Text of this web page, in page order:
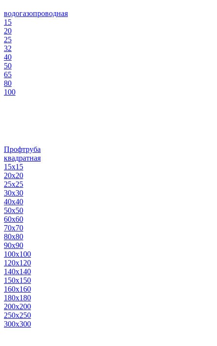
водогазопроводная
15
20
25
32
40
50
65
80
100
Профтруба
квадратная
15х15
20х20
25х25
30х30
40х40
50х50
60х60
70х70
80х80
90х90
100х100
120х120
140х140
150х150
160х160
180х180
200х200
250х250
300х300